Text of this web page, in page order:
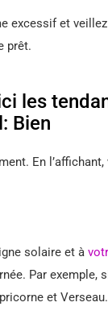
excessif et
prêt.
les
Bien
En
solaire et à
Par exemple,
et Verseau.